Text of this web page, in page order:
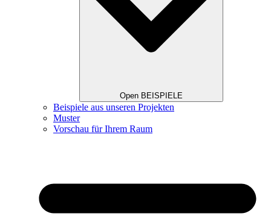
Open BEISPIELE
Beispiele aus unseren Projekten
Muster
Vorschau für Ihrem Raum